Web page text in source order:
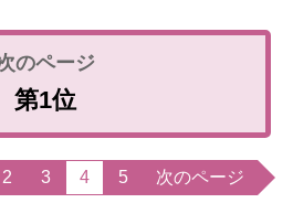
第1位
2 3 4 5 次のページ